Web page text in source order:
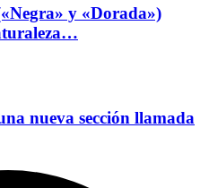
y «Dorada»)
nueva sección llamada